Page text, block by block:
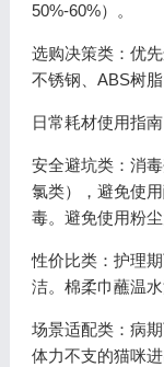
50%-60%）。
选购决策类：优
不锈钢、ABS树
日常耗材使用指南
安全避坑类：消
氯类），避免使
毒。避免使用粉
性价比类：护理
洁。棉柔巾蘸温
场景适配类：病
体力不支的猫咪